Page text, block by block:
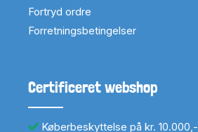
Fortryd ordre
Forretningsbetingelser
Certificeret webshop
Køberbeskyttelse på kr. 10.000,-